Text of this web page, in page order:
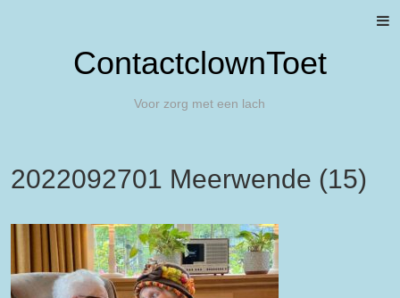
ContactclownToet
Voor zorg met een lach
2022092701 Meerwende (15)